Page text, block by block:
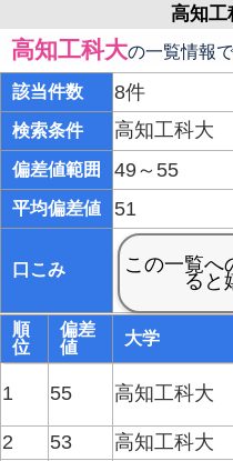
高知工
高知工科大の一覧情報で
該当件数 8件
検索条件 高知工科大
偏差値範囲 49～55
平均偏差値 51
口こみ
順
位
偏差
値
大学
1 55 高知工科大
2 53 高知工科大